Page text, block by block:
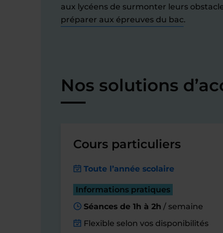
aux lycéens de surmonter leurs
préparer aux épreuves du bac.
Nos solutions
Cours particuliers
Toute l’année scolaire
Informations pratiques
Séances de 1h à 2h / semaine
Flexible selon vos disponibilités